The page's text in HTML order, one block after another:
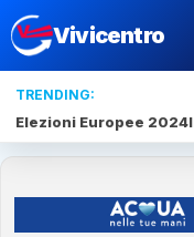
Vivicentro
TRENDING:
Elezioni Europee 2024